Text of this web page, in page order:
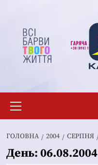
вмісту
меню
ГОЛОВНА 2004 СЕРПНЯ
День: 06.08.2004